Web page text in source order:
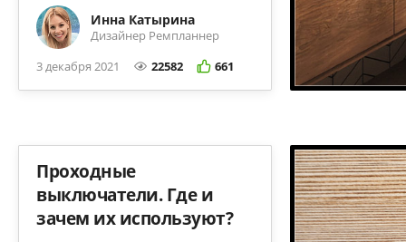
Инна Катырина
Дизайнер Ремпланнер
3 декабря 2021
22582 661
Проходные
выключатели. Где и
зачем их используют?